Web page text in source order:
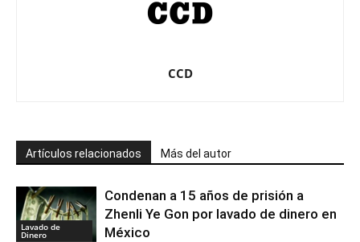
CCD
Artículos relacionados Más del autor
Lavado de
Dinero
Condenan a 15 años de prisión a
Zhenli Ye Gon por lavado de dinero en
México